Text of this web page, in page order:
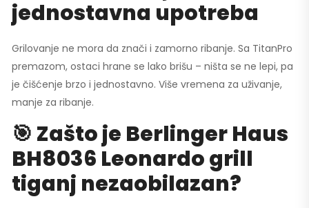
jednostavna upotreba
Grilovanje ne mora da znači i zamorno ribanje. Sa TitanPro
premazom, ostaci hrane se lako brišu – ništa se ne lepi, pa
je čišćenje brzo i jednostavno. Više vremena za uživanje,
manje za ribanje.
🎯 Zašto je Berlinger Haus
BH8036 Leonardo grill
tiganj nezaobilazan?